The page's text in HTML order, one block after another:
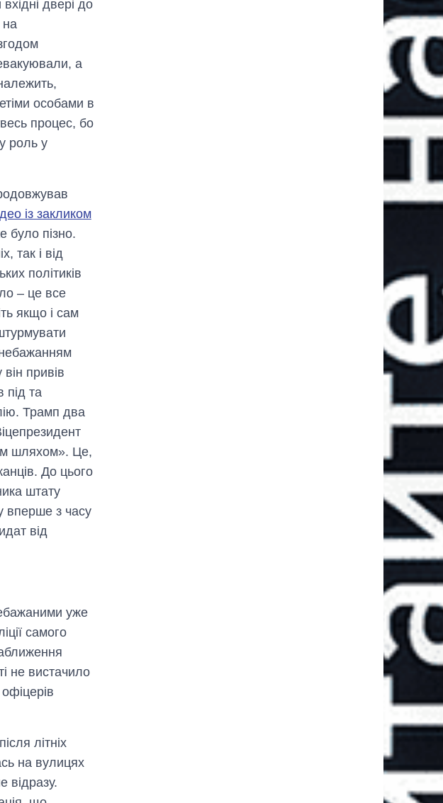
двері до
на
а
особами в
процес, бо
роль у
із закликом
було пізно.
так і від
політиків
– це все
якщо і сам
привів
під та
Трамп два
шляхом». Це,
До цього
штату
вперше з часу
від
уже
самого
не вистачило
літніх
на вулицях
відразу.